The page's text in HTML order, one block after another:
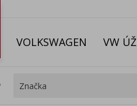
VOLKSWAGEN VW